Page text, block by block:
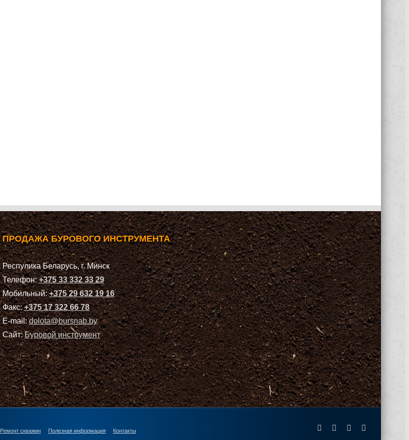
ПРОДАЖА БУРОВОГО ИНСТРУМЕНТА
Респулика Беларусь, г. Минск
Телефон:+375 33 332 33 29
Мобильный:+375 29 632 19 16
Факс:+375 17 322 66 78
E-mail:dolota@bursnab.by
Сайт:Буровой инструмент
Ремонт скважин Полезная информация Контакты Facebook Instagram